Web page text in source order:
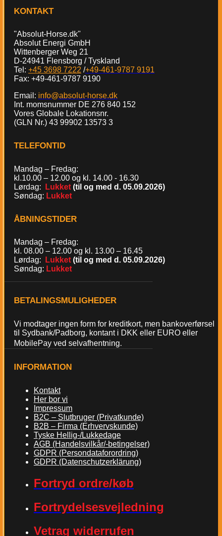
KONTAKT
"Absolut-Horse.dk"
Absolut Energi GmbH
Wittenberger Weg 21
D-24941 Flensborg / Tyskland
Tel: +45 3698 7222 /+49-461-9787 9191
Fax: +49-461-9787 9190
Email: info@absolut-horse.dk
Int. momsnummer DE 276 840 152
Vores Globale Lokationsnr.
(GLN Nr.) 43 99902 13573 3
TELEFONTID
Mandag – Fredag:
kl.10.00 – 12.00 og kl. 14.00 - 16.30
Lørdag:
Lukket (til og med d. 05.09.2026)
Søndag: Lukket
ÅBNINGSTIDER
Mandag – Fredag:
kl. 08.00 – 12.00 og kl. 13.00 – 16.45
Lørdag:
Lukket (til og med d. 05.09.2026)
Søndag: Lukket
BETALINGSMULIGHEDER
Vi modtager ingen form for kreditkort, men bankoverførsel
til Sydbank/Padborg, kontant i DKK eller EURO eller
MobilePay ved selvafhentning.
INFORMATION
Kontakt
Her bor vi
Impressum
B2C – Slutbruger (Privatkunde)
B2B – Firma (Erhvervskunde)
Tyske Hellig-/Lukkedage
AGB (Handelsvilkår/-betingelser)
GDPR (Persondataforordring)
GDPR (Datenschutzerklärung)
Fortryd ordre/køb
Fortrydelsesvejledning
Vetrag widerrufen